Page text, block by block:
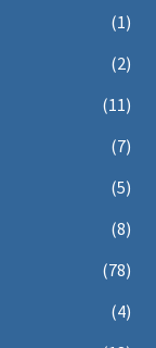
(1)
(2)
(11)
(7)
(5)
(8)
(78)
(4)